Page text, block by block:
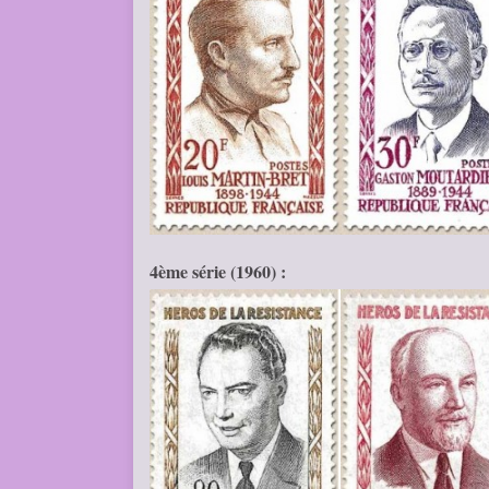
4ème série (1960) :